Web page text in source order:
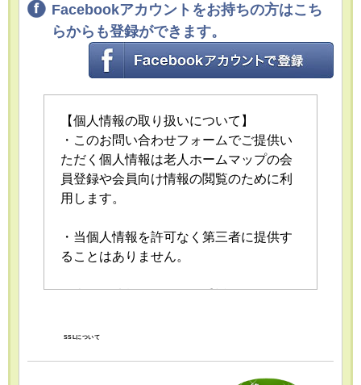
Facebookアカウントをお持ちの方はこち
らからも登録ができます。
【個人情報の取り扱いについて】
・このお問い合わせフォームでご提供い
ただく個人情報は老人ホームマップの会
員登録や会員向け情報の閲覧のために利
用します。
・当個人情報を許可なく第三者に提供す
ることはありません。
おける個人情報の安全管理が図られるよ
SSLについて